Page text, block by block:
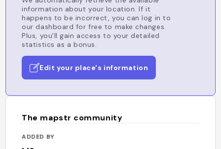
information about your location. If it
happens to be incorrect, you can log in to
our dashboard for free to make changes.
Plus, you'll gain access to your detailed
statistics as a bonus.
Edit your place's information
The mapstr community
ADDED BY